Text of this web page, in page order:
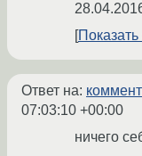
Показать
Ответ на:
07:03:10 +00:00
ничего